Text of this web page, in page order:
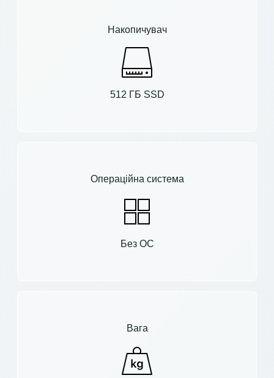
Накопичувач
512 ГБ SSD
Операційна система
Без ОС
Вага